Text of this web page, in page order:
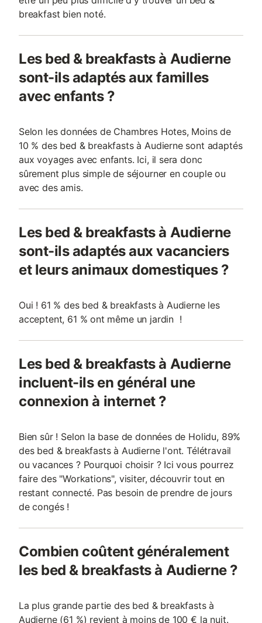
breakfast bien noté.
Les bed & breakfasts à Audierne
sont-ils adaptés aux familles
avec enfants ?
Selon les données de Chambres Hotes, Moins de
10 % des bed & breakfasts à Audierne sont adaptés
aux voyages avec enfants. Ici, il sera donc
sûrement plus simple de séjourner en couple ou
avec des amis.
Les bed & breakfasts à Audierne
sont-ils adaptés aux vacanciers
et leurs animaux domestiques ?
Oui ! 61 % des bed & breakfasts à Audierne les
acceptent, 61 % ont même un jardin !
Les bed & breakfasts à Audierne
incluent-ils en général une
connexion à internet ?
Bien sûr ! Selon la base de données de Holidu, 89%
des bed & breakfasts à Audierne l'ont. Télétravail
ou vacances ? Pourquoi choisir ? Ici vous pourrez
faire des "Workations", visiter, découvrir tout en
restant connecté. Pas besoin de prendre de jours
de congés !
Combien coûtent généralement
les bed & breakfasts à Audierne ?
La plus grande partie des bed & breakfasts à
Audierne (61 %) revient à moins de 100 € la nuit.